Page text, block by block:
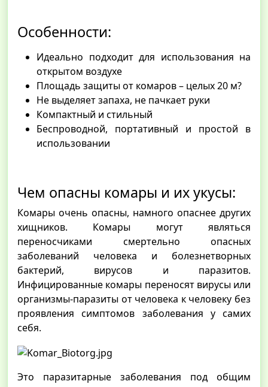
Особенности:
Идеально подходит для использования на
открытом воздухе
Площадь защиты от комаров – целых 20 м?
Не выделяет запаха, не пачкает руки
Компактный и стильный
Беспроводной, портативный и простой в
использовании
Чем опасны комары и их укусы:
Комары очень опасны, намного опаснее других
хищников. Комары могут являться
переносчиками смертельно опасных
заболеваний человека и болезнетворных
бактерий, вирусов и паразитов.
Инфицированные комары переносят вирусы или
организмы-паразиты от человека к человеку без
проявления симптомов заболевания у самих
себя.
Это паразитарные заболевания под общим